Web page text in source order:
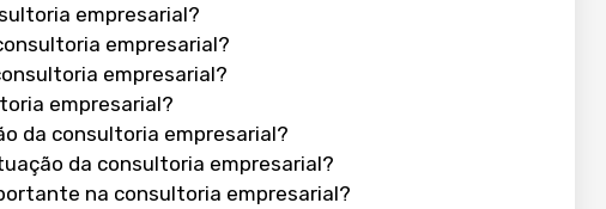
empresarial?
empresarial?
empresarial?
empresarial?
da consultoria empresarial?
da consultoria empresarial?
na consultoria empresarial?